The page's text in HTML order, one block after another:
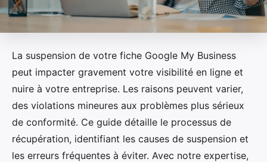
La suspension de votre fiche Google My Business
peut impacter gravement votre visibilité en ligne et
nuire à votre entreprise. Les raisons peuvent varier,
des violations mineures aux problèmes plus sérieux
de conformité. Ce guide détaille le processus de
récupération, identifiant les causes de suspension et
les erreurs fréquentes à éviter. Avec notre expertise,